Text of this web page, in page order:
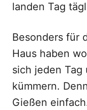
landen Tag
Besonders für
Haus haben
sich jeden Tag
kümmern.
Gießen